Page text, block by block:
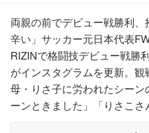
両親の前でデビュー戦勝利
辛い」サッカー元日本代表
RIZINで格闘技デビュー戦勝
がインスタグラムを更新。
母・りさ子に労われたシー
ーンときました」「りさこさ